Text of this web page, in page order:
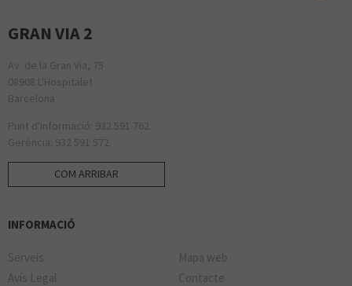
GRAN VIA 2
Av. de la Gran Via, 75
08908 L'Hospitalet
Barcelona
Punt d'Informació: 932 591 762.
Gerència: 932 591 572.
COM ARRIBAR
INFORMACIÓ
Serveis
Mapa web
Avís Legal
Contacte